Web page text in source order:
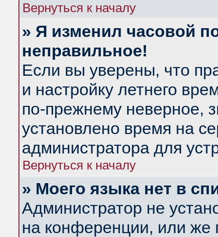
Вернуться к началу
» Я изменил часовой
неправильное!
Если вы уверены, что
и настройку летнего
по-прежнему неверное,
установлено время на
администратора для
Вернуться к началу
» Моего языка нет в
Администратор не
на конференции, или же